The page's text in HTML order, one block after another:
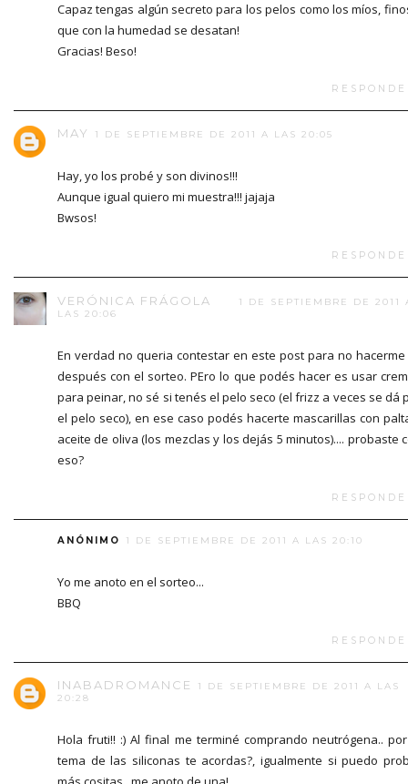
Capaz tengas algún secreto para los pelos como los míos,
que con la humedad se desatan!
Gracias! Beso!
MAY 1 DE SEPTIEMBRE DE 2011 A LAS 20:05
Hay, yo los probé y son divinos!!!
Aunque igual quiero mi muestra!!! jajaja
Bwsos!
VERÓNICA FRÁGOLA
1 DE SEPTIEMBRE DE 2011
LAS 20:06
En verdad no queria contestar en este post para no hacerme
después con el sorteo. PEro lo que podés hacer es usar
para peinar, no sé si tenés el pelo seco (el frizz a veces se dá
el pelo seco), en ese caso podés hacerte mascarillas con
aceite de oliva (los mezclas y los dejás 5 minutos).... probaste
eso?
ANÓNIMO 1 DE SEPTIEMBRE DE 2011 A LAS 20:10
Yo me anoto en el sorteo...
BBQ
INABADROMANCE
1 DE SEPTIEMBRE DE 2011 A LAS
20:28
Hola fruti!! :) Al final me terminé comprando neutrógena..
tema de las siliconas te acordas?, igualmente si puedo